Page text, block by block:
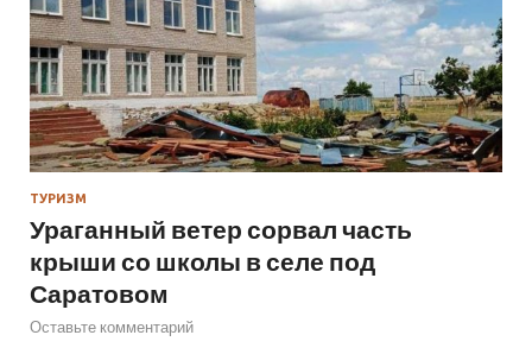
ТУРИЗМ
Ураганный ветер сорвал часть
крыши со школы в селе под
Саратовом
Оставьте комментарий